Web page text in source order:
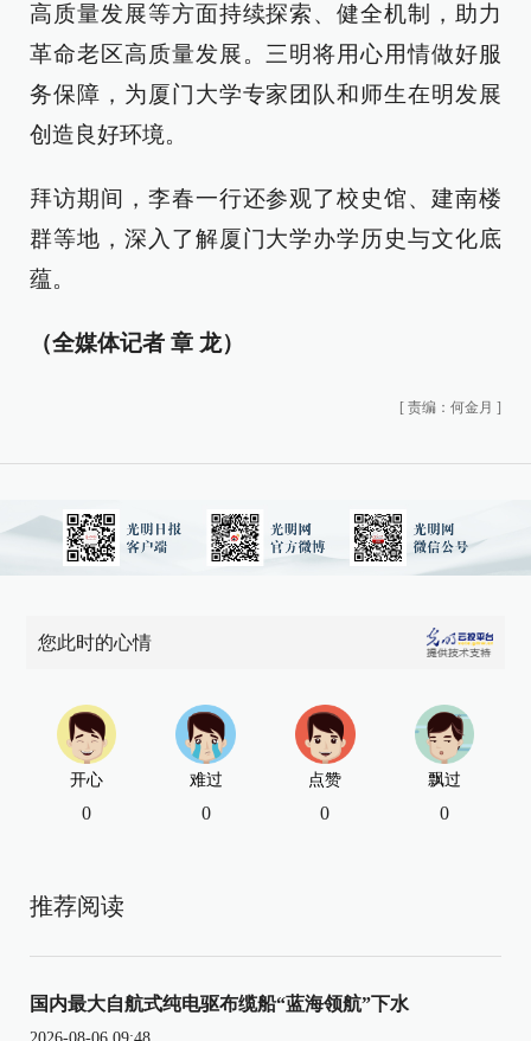
高质量发展等方面持续探索、健全机制，助力
革命老区高质量发展。三明将用心用情做好服
务保障，为厦门大学专家团队和师生在明发展
创造良好环境。
拜访期间，李春一行还参观了校史馆、建南楼
群等地，深入了解厦门大学办学历史与文化底
蕴。
（全媒体记者 章 龙）
[ 责编：何金月 ]
您此时的心情
开心
0
难过
0
点赞
0
飘过
0
推荐阅读
国内最大自航式纯电驱布缆船“蓝海领航”下水